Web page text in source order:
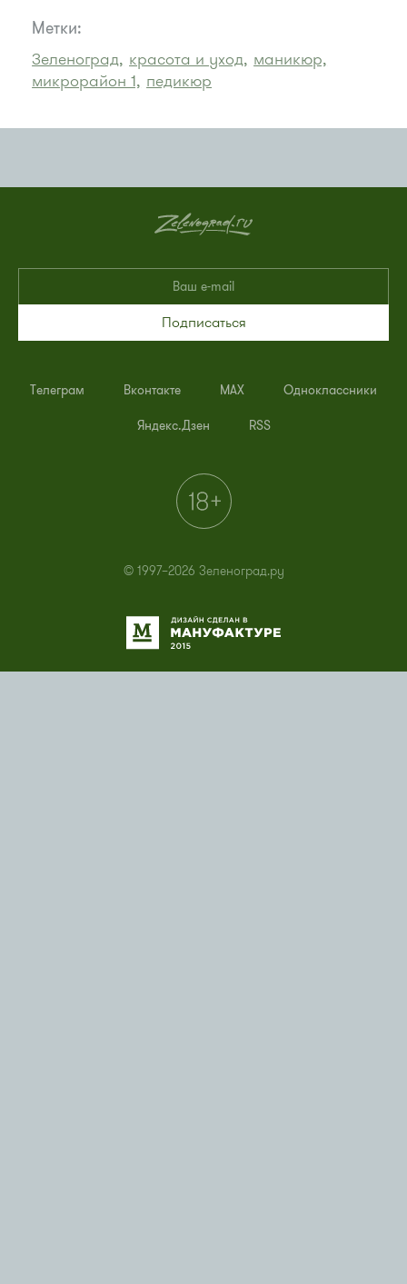
Метки:
Зеленоград, красота и уход, маникюр,
микрорайон 1, педикюр
Подписаться
Телеграм Вконтакте MAX Одноклассники
Яндекс.Дзен RSS
© 1997–2026 Зеленоград.ру